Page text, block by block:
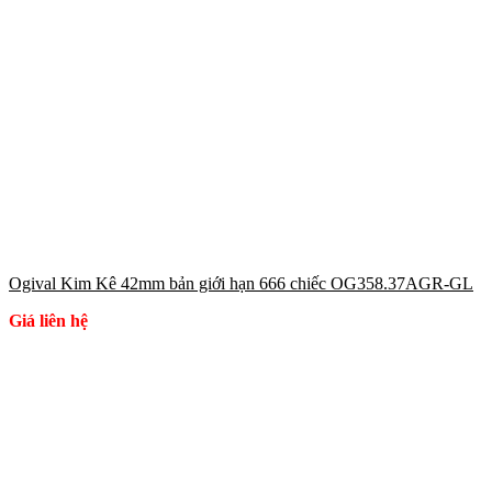
Ogival Kim Kê 42mm bản giới hạn 666 chiếc OG358.37AGR-GL
Giá liên hệ